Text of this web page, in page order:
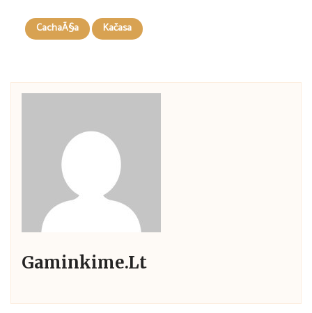
CachaÃ§a Kačasa
Gaminkime.lt